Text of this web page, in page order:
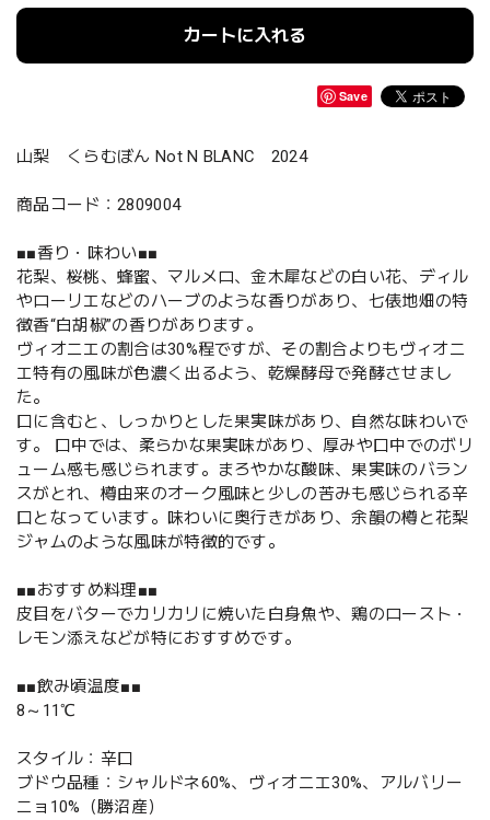
カートに入れる
Save
山梨 くらむぼん Not N BLANC 2024
商品コード：2809004
■■香り・味わい■■
花梨、桜桃、蜂蜜、マルメロ、金木犀などの白い花、ディル
やローリエなどのハーブのような香りがあり、七俵地畑の特
徴香“白胡椒”の香りがあります。
ヴィオニエの割合は30%程ですが、その割合よりもヴィオニ
エ特有の風味が色濃く出るよう、乾燥酵母で発酵させまし
た。
口に含むと、しっかりとした果実味があり、自然な味わいで
す。 口中では、柔らかな果実味があり、厚みや口中でのボリ
ューム感も感じられます。まろやかな酸味、果実味のバラン
スがとれ、樽由来のオーク風味と少しの苦みも感じられる辛
口となっています。味わいに奥行きがあり、余韻の樽と花梨
ジャムのような風味が特徴的です。
■■おすすめ料理■■
皮目をバターでカリカリに焼いた白身魚や、鶏のロースト・
レモン添えなどが特におすすめです。
■■飲み頃温度■■
8～11℃
スタイル：辛口
ブドウ品種：シャルドネ60%、ヴィオニエ30%、アルバリー
ニョ10%（勝沼産）